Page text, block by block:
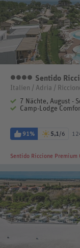
4 Sterne
Sentido
Italien / Adria /
7 Nächte, August -
Camp-Lodge
91% 5,1/6
Sentido Riccione Premium